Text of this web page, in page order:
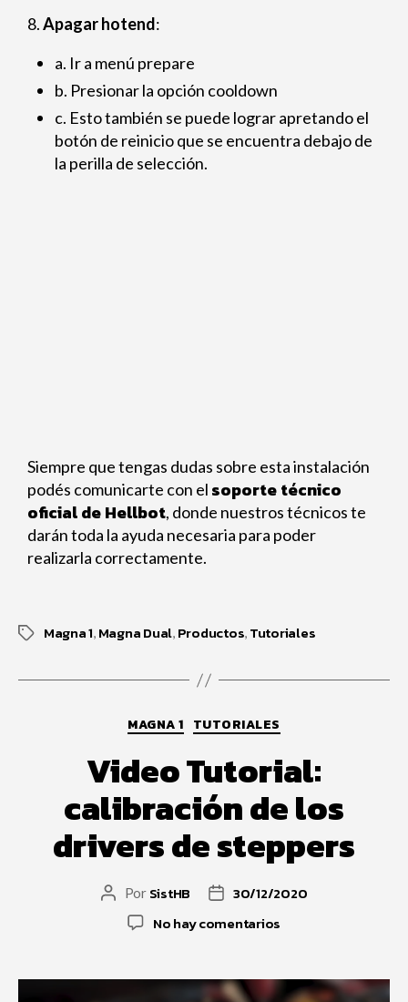
8.Apagar hotend:
a. Ir a menú prepare
b. Presionar la opción cooldown
c. Esto también se puede lograr apretando el
botón de reinicio que se encuentra debajo de
la perilla de selección.
Siempre que tengas dudas sobre esta instalación
podés comunicarte con el soporte técnico
oficial de Hellbot, donde nuestros técnicos te
darán toda la ayuda necesaria para poder
realizarla correctamente.
Magna 1, Magna Dual, Productos, Tutoriales
MAGNA 1 TUTORIALES
Video Tutorial:
calibración de los
drivers de steppers
Por SistHB
30/12/2020
No hay comentarios